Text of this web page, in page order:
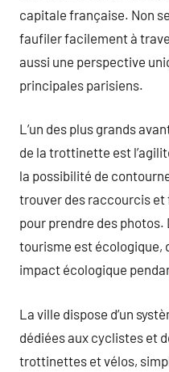
capitale française. Non
faufiler facilement à
aussi une perspective
principales parisiens.
L’un des plus grands
de la trottinette est
la possibilité de
trouver des raccourcis et
pour prendre des
tourisme est écologique,
impact écologique
La ville dispose d’un
dédiées aux cyclistes et
trottinettes et vélos,